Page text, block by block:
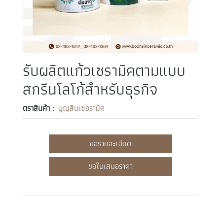
รับผลิตแก้วเซรามิคตามแบบ
สกรีนโลโก้สำหรับธุรกิจ
ตราสินค้า : บุญสินเซอรามิค
ขอรายละเอียด
ขอใบเสนอราคา